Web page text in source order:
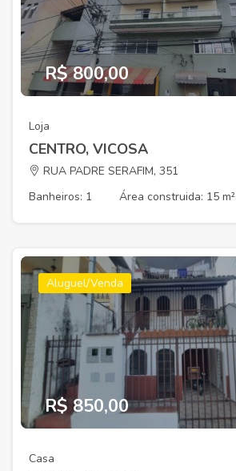
R$ 800,00
Loja
CENTRO, VICOSA
RUA PADRE SERAFIM, 351
Banheiros: 1
Área construida: 15 m²
Aluguel/Venda
R$ 850,00
Casa